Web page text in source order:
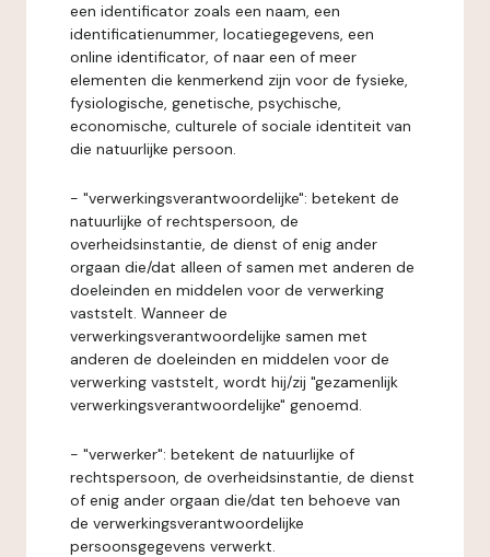
een identificator zoals een naam, een
identificatienummer, locatiegegevens, een
online identificator, of naar een of meer
elementen die kenmerkend zijn voor de fysieke,
fysiologische, genetische, psychische,
economische, culturele of sociale identiteit van
die natuurlijke persoon.
- "verwerkingsverantwoordelijke": betekent de
natuurlijke of rechtspersoon, de
overheidsinstantie, de dienst of enig ander
orgaan die/dat alleen of samen met anderen de
doeleinden en middelen voor de verwerking
vaststelt. Wanneer de
verwerkingsverantwoordelijke samen met
anderen de doeleinden en middelen voor de
verwerking vaststelt, wordt hij/zij "gezamenlijk
verwerkingsverantwoordelijke" genoemd.
- "verwerker": betekent de natuurlijke of
rechtspersoon, de overheidsinstantie, de dienst
of enig ander orgaan die/dat ten behoeve van
de verwerkingsverantwoordelijke
persoonsgegevens verwerkt.